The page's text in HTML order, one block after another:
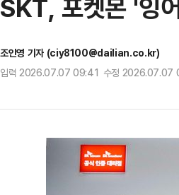
SKT, 포켓몬 '잉
조인영 기자 (ciy8100@dailian.co.kr)
입력 2026.07.07 09:41 수정 2026.07.07